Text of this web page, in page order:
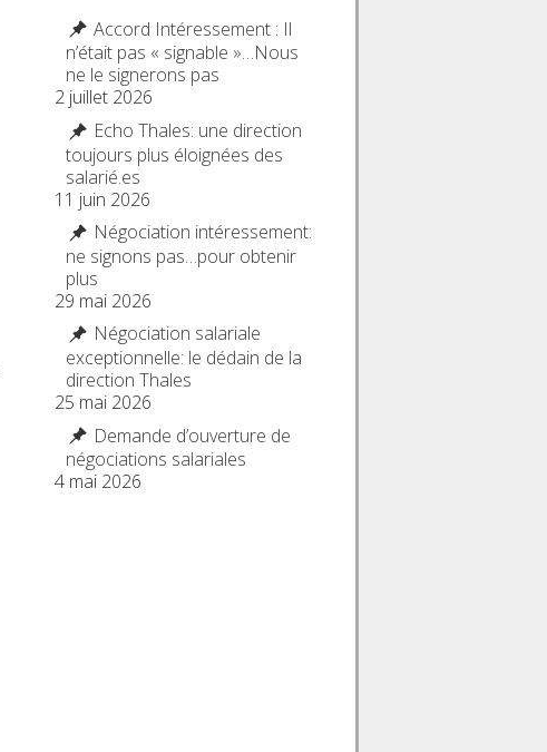
Accord Intéressement : Il
n’était pas « signable »…Nous
ne le signerons pas
2 juillet 2026
Echo Thales: une direction
toujours plus éloignées des
salarié.es
11 juin 2026
Négociation intéressement:
ne signons pas…pour obtenir
plus
29 mai 2026
Négociation salariale
exceptionnelle: le dédain de la
direction Thales
25 mai 2026
Demande d’ouverture de
négociations salariales
4 mai 2026